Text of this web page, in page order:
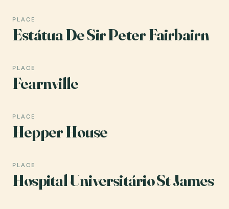
PLACE
Estátua De Sir Peter Fairbairn
PLACE
Fearnville
PLACE
Hepper House
PLACE
Hospital Universitário St James